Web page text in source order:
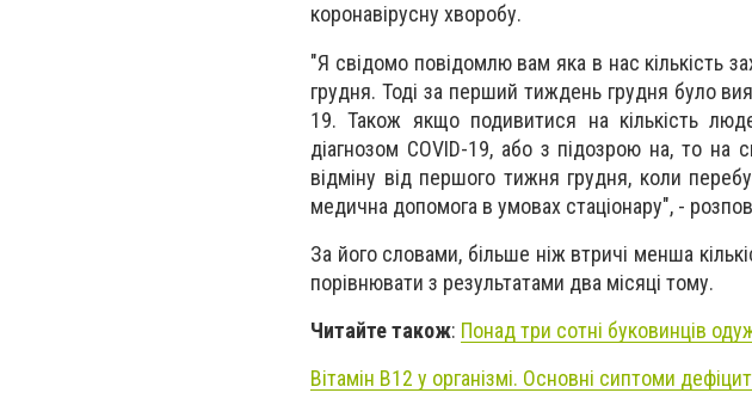
коронавірусну хворобу.
"Я свідомо повідомлю вам яка в нас кількість
грудня. Тоді за перший тиждень грудня було
19. Також якщо подивитися на кількість
діагнозом COVID-19, або з підозрою на, то на
відміну від першого тижня грудня, коли
медична допомога в умовах стаціонару", -
За його словами, більше ніж втричі менша
порівнювати з результатами два місяці тому.
Читайте також: Понад три сотні буковинців
Вітамін В12 у організмі. Основні сиптоми